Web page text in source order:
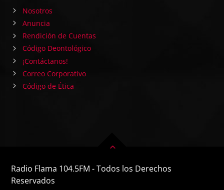
Nosotros
Anuncia
Rendición de Cuentas
Código Deontológico
¡Contáctanos!
Correo Corporativo
Código de Ética
Radio Flama 104.5FM - Todos los Derechos
Reservados